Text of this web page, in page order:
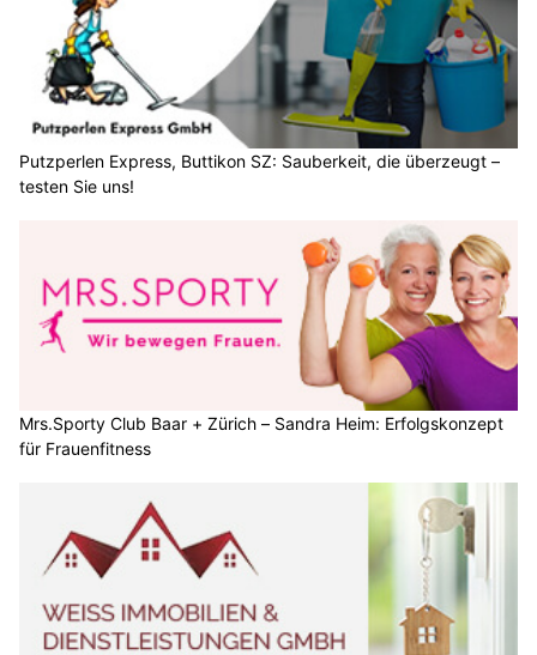
Putzperlen Express, Buttikon SZ: Sauberkeit, die überzeugt –
testen Sie uns!
Mrs.Sporty Club Baar + Zürich – Sandra Heim: Erfolgskonzept
für Frauenfitness